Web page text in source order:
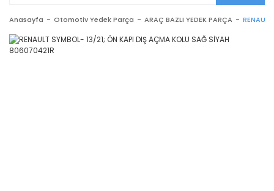
Anasayfa Otomotiv Yedek Parça ARAÇ BAZLI YEDEK PARÇA